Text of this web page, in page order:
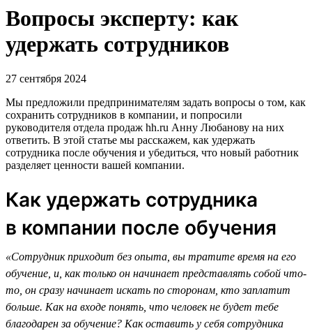
Вопросы эксперту: как
удержать сотрудников
27 сентября 2024
Мы предложили предпринимателям задать вопросы о том, как
сохранить сотрудников в компании, и попросили
руководителя отдела продаж hh.ru Анну Любанову на них
ответить. В этой статье мы расскажем, как удержать
сотрудника после обучения и убедиться, что новый работник
разделяет ценности вашей компании.
Как удержать сотрудника
в компании после обучения
«Сотрудник приходит без опыта, вы тратите время на его
обучение, и, как только он начинает представлять собой что-
то, он сразу начинает искать по сторонам, кто заплатит
больше. Как на входе понять, что человек не будет тебе
благодарен за обучение? Как оставить у себя сотрудника